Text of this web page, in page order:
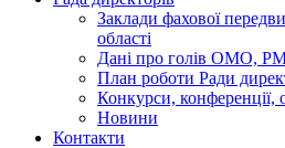
Заклади фахової
області
Дані про голів ОМО,
План роботи Ради
Конкурси, конференції,
Новини
Контакти